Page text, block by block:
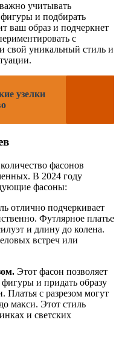
учитывать
и подбирать
ваш образ и подчеркнет
с
свой уникальный стиль и
узелки
фасонов
В 2024 году
фасоны:
отлично подчеркивает
Футлярное платье
и длину до колена.
встреч или
Этот фасон позволяет
фигуры и придать образу
Платья с разрезом могут
макси. Этот стиль
и светских